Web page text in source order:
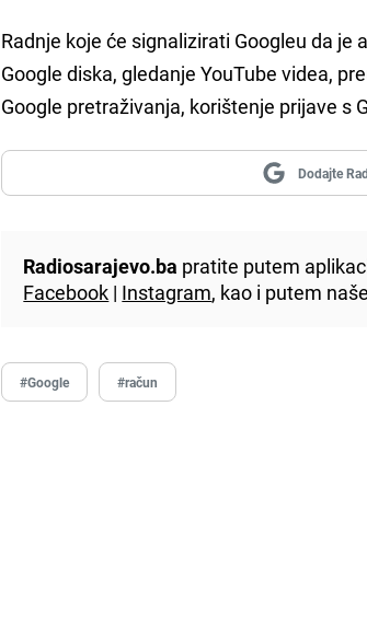
Radnje koje će signalizirati Googleu da
Google diska, gledanje YouTube videa,
Google pretraživanja, korištenje prijave s
Dodajte
Radiosarajevo.ba pratite putem
Facebook | Instagram, kao i putem
#Google #račun